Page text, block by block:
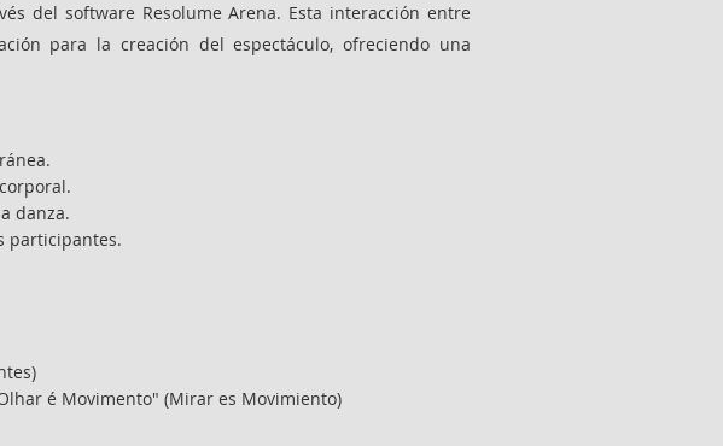
del software Resolume Arena. Esta interacción entre
para la creación del espectáculo, ofreciendo una
danza.
participantes.
é Movimento" (Mirar es Movimiento)